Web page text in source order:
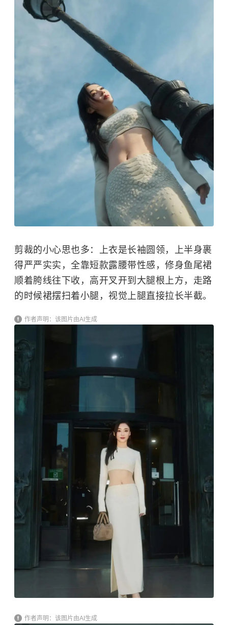
剪裁的小心思也多：上衣是长袖圆领，上半身裹
得严严实实，全靠短款露腰带性感，修身鱼尾裙
顺着胯线往下收，高开叉开到大腿根上方，走路
的时候裙摆扫着小腿，视觉上腿直接拉长半截。
作者声明：该图片由AI生成
作者声明：该图片由AI生成